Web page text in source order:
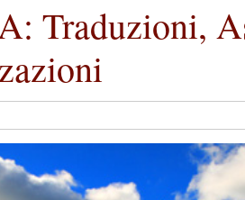
Traduzioni,